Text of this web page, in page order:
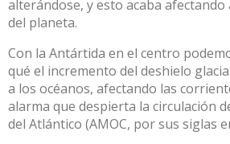
alterándose, y esto acaba
del planeta.
Con la Antártida en el centro
qué el incremento del deshielo
a los océanos, afectando las
alarma que despierta la circulación
del Atlántico (AMOC, por sus siglas